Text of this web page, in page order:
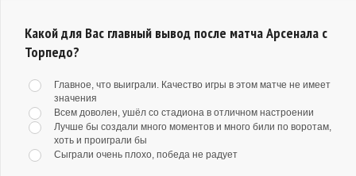
Какой для Вас главный вывод после матча Арсенала с
Торпедо?
Главное, что выиграли. Качество игры в этом матче не имеет
значения
Всем доволен, ушёл со стадиона в отличном настроении
Лучше бы создали много моментов и много били по воротам,
хоть и проиграли бы
Сыграли очень плохо, победа не радует